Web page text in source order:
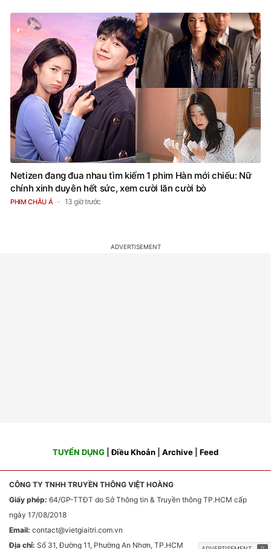
Netizen đang đua nhau tìm kiếm 1 phim Hàn mới chiếu: Nữ
chính xinh duyên hết sức, xem cười lăn cười bò
PHIM CHÂU Á 13 giờ trước
TUYỂN DỤNG |Điều Khoản Archive Feed
CÔNG TY TNHH TRUYỀN THÔNG VIỆT HOÀNG
Giấy phép: 64/GP-TTĐT do Sở Thông tin & Truyền thông TP.HCM cấp
ngày 17/08/2018
Email: contact@vietgiaitri.com.vn
Địa chỉ: Số 31, Đường 11, Phường An Nhơn, TP.HCM